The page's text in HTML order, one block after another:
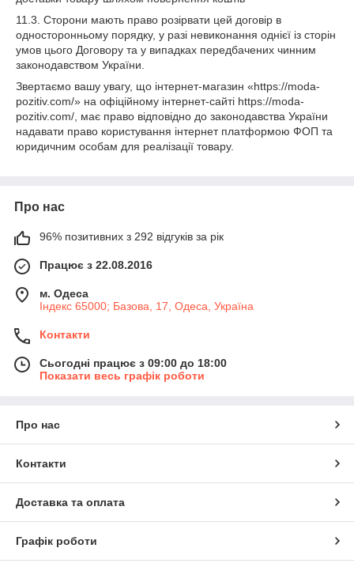
11.3. Сторони мають право розірвати цей договір в
односторонньому порядку, у разі невиконання однієї із сторін
умов цього Договору та у випадках передбачених чинним
законодавством України.
Звертаємо вашу увагу, що інтернет-магазин «https://moda-
pozitiv.com/» на офіційному інтернет-сайті https://moda-
pozitiv.com/, має право відповідно до законодавства України
надавати право користування інтернет платформою ФОП та
юридичним особам для реалізації товару.
Про нас
96% позитивних з 292 відгуків за рік
Працює з 22.08.2016
м. Одеса
Індекс 65000; Базова, 17, Одеса, Україна
Контакти
Сьогодні працює з 09:00 до 18:00
Показати весь графік роботи
Про нас
Контакти
Доставка та оплата
Графік роботи